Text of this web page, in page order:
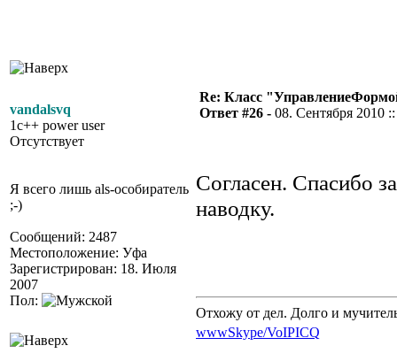
vandalsvq
1c++ power user
Отсутствует
Я всего лишь als-особиратель
;-)
Сообщений: 2487
Местоположение: Уфа
Зарегистрирован: 18. Июля
2007
Пол:
Re: Класс
Ответ #26 - 08. Сентября 2010
Согласен. Спасибо за
наводку.
Отхожу от дел. Долго и
wwwSkype/VoIPICQ